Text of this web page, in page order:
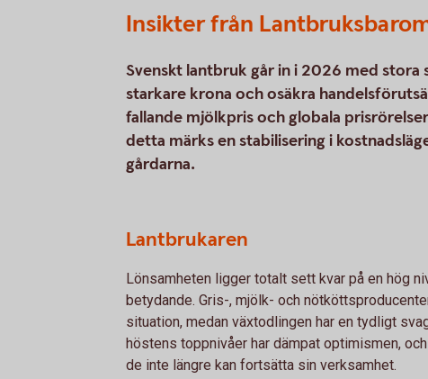
Insikter från
Svenskt lantbruk går in i 2026 med
starkare krona och osäkra
fallande mjölkpris och globala
detta märks en stabilisering i
gårdarna.
Lantbrukaren
Lönsamheten ligger totalt sett kvar på en hög
betydande. Gris-, mjölk- och
situation, medan växtodlingen har en tydligt
höstens toppnivåer har dämpat optimismen,
de inte längre kan fortsätta sin verksamhet.